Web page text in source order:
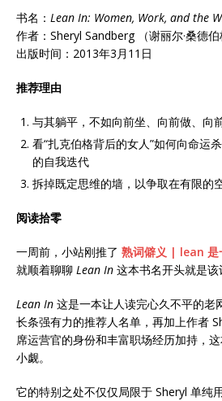
书名： Lean In: Women, Work, and the
作者：Sheryl Sandberg （谢丽尔·桑德伯
出版时间：2013年3月11日
推荐理由
与其躺平，不如向前坐、向前做、向
看“扎克伯格背后的女人”如何向命运
的自我迭代
拆掉既定思维的墙，以争取在有限的
阅读拾零
一周前，小站刚推了 熟词僻义 | lean 是
就顺着聊聊 Lean In 这本书名开头就是该
Lean In 这是一本让人读完心久不平的老
长条强有力的推荐人名单，再加上作者
席运营官的身份和丰富职场经历加持，
小觑。
它的特别之处不仅仅局限于 Sheryl 单纯